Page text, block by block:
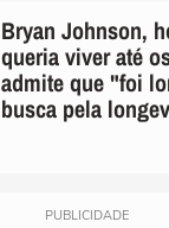
Bryan Johnson,
queria viver até
admite que "foi
busca pela
PUBLICIDADE